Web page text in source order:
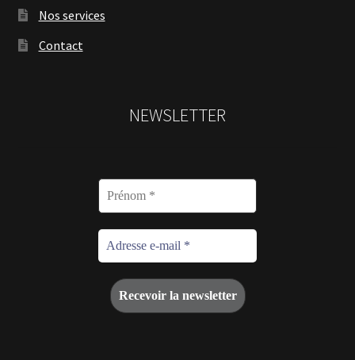
Nos services
Contact
NEWSLETTER